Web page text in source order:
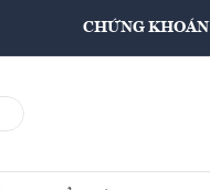
CHỨNG KHOÁN